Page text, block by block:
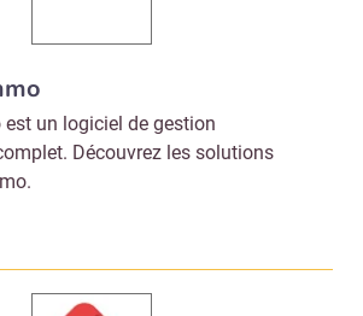
est un logiciel de gestion
Découvrez les solutions